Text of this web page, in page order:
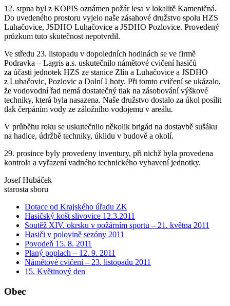
12. srpna byl z KOPIS oznámen požár lesa v lokalitě Kameničná.
Do uvedeného prostoru vyjelo naše zásahové družstvo spolu HZS
Luhačovice, JSDHO Luhačovice a JSDHO Pozlovice. Provedený
průzkum tuto skutečnost nepotvrdil.
Ve středu 23. listopadu v dopoledních hodinách se ve firmě
Podravka – Lagris a.s. uskutečnilo námětové cvičení hasičů
za účasti jednotek HZS ze stanice Zlín a Luhačovice a JSDHO
z Luhačovic, Pozlovic a Dolní Lhoty. Při tomto cvičení se ukázalo,
že vodovodní řad nemá dostatečný tlak na zásobování výškové
techniky, která byla nasazena. Naše družstvo dostalo za úkol posílit
tlak čerpáním vody ze záložního vodojemu v areálu.
V průběhu roku se uskutečnilo několik brigád na dostavbě sušáku
na hadice, údržbě techniky, úklidu v budově a okolí.
29. prosince byly provedeny inventury, při nichž byla provedena
kontrola a vyřazení vadného technického vybavení jednotky.
Josef Hubáček
starosta sboru
Dotace od Krajského úřadu ZK
Hasičský košt slivovice 12.3.2011
Soutěž XIV. okrsku v požárním sportu – 21. května 2011
Hasiči v polovině sezóny 2011
Povodeň 15. 8. 2011
Planý poplach – 12. 9. 2011
Námětové cvičení – 23. listopadu 2011
15. Květinový den
Obec